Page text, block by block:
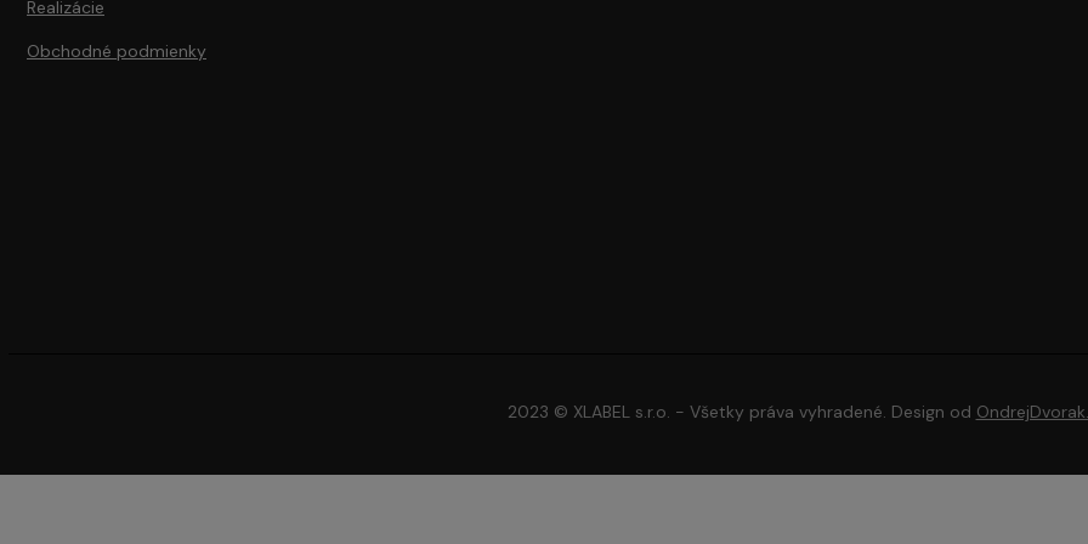
Realizácie
Obchodné podmienky
2023 © XLABEL s.r.o. - Všetky práva vyhradené. Design od